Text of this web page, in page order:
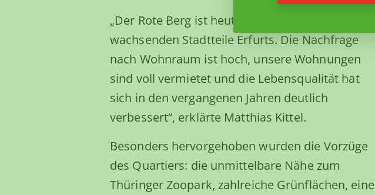
„Der Rote Berg ist heute einer der am schnellsten
wachsenden Stadtteile Erfurts. Die Nachfrage
nach Wohnraum ist hoch, unsere Wohnungen
sind voll vermietet und die Lebensqualität hat
sich in den vergangenen Jahren deutlich
verbessert“, erklärte Matthias Kittel.
Besonders hervorgehoben wurden die Vorzüge
des Quartiers: die unmittelbare Nähe zum
Thüringer Zoopark, zahlreiche Grünflächen, eine